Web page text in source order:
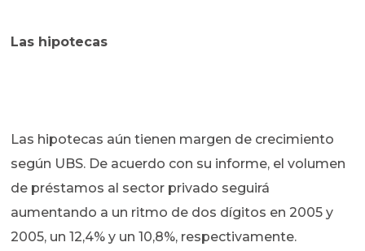
Las hipotecas
Las hipotecas aún tienen margen de crecimiento
según UBS. De acuerdo con su informe, el volumen
de préstamos al sector privado seguirá
aumentando a un ritmo de dos dígitos en 2005 y
2005, un 12,4% y un 10,8%, respectivamente.